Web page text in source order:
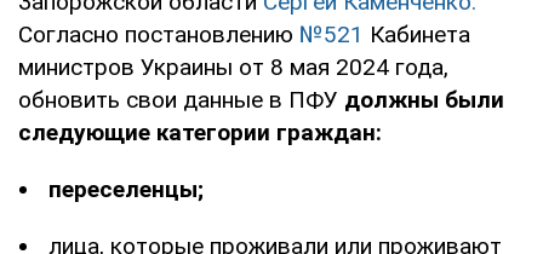
Согласно постановлению №521 Кабинета
министров Украины от 8 мая 2024 года,
обновить свои данные в ПФУ должны были
следующие категории граждан:
переселенцы;
лица, которые проживали или проживают